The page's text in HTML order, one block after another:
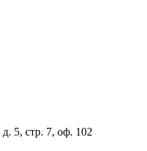
5, стр. 7, оф. 102